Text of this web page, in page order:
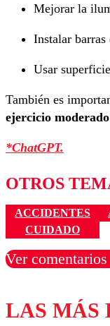
Mejorar la
Instalar barras
Usar
También es
ejercicio
*ChatGPT.
OTROS
ACCIDENTES
CUIDADO
Ver comentarios
Los
LAS MÁS